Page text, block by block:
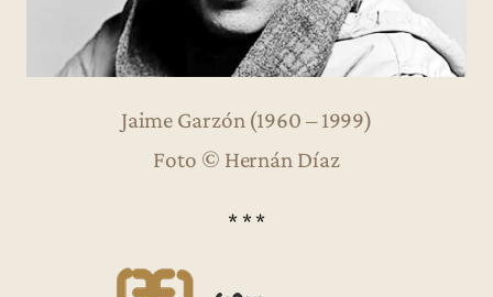
Jaime Garzón (1960 – 1999)
Foto © Hernán Díaz
* * *